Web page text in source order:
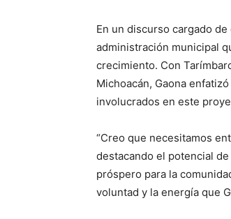
En un discurso cargado
administración municipal
crecimiento. Con
Michoacán, Gaona
involucrados en este
“Creo que necesitamos
destacando el potencial
próspero para la
voluntad y la energía que